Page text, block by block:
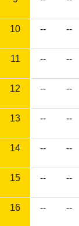
10 -- --
11 -- --
12 -- --
13 -- --
14 -- --
15 -- --
16 -- --